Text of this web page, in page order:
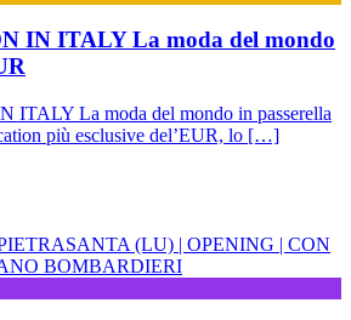
IN ITALY La moda del mondo
ITALY La moda del mondo in passerella
più esclusive del’EUR, lo […]